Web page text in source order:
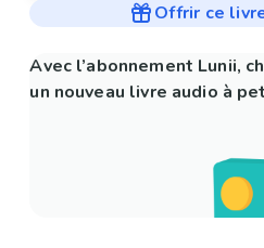
Offrir ce
Avec l’abonnement Lunii,
un nouveau livre audio à